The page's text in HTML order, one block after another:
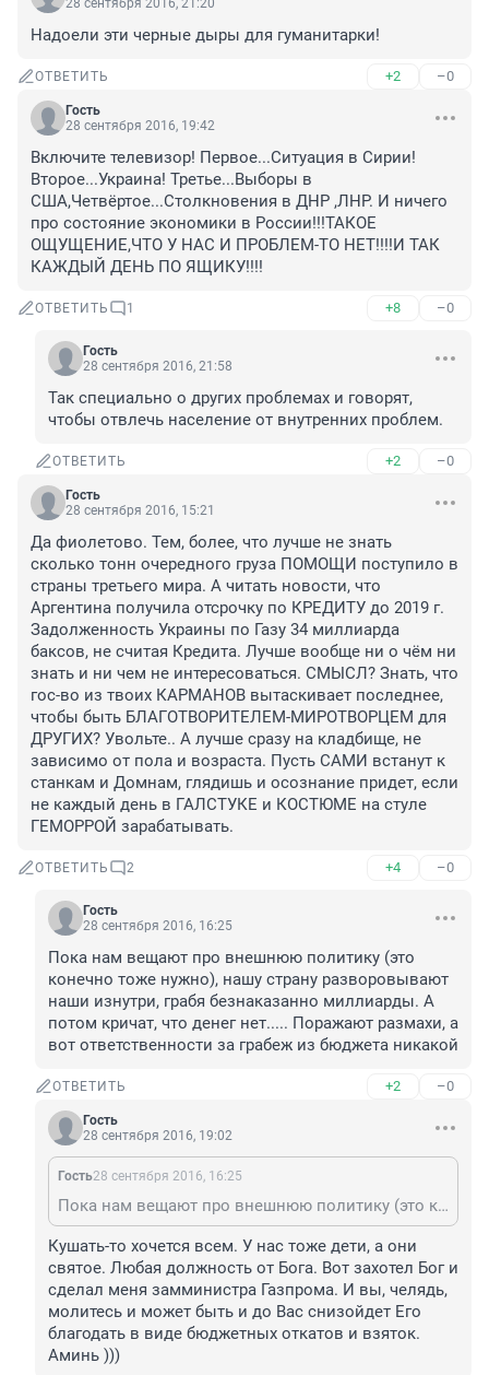
28 сентября 2016, 21:20
Надоели эти черные дыры для гуманитарки!
ОТВЕТИТЬ +2 –0
Гость
28 сентября 2016, 19:42
Включите телевизор! Первое...Ситуация в Сирии!
Второе...Украина! Третье...Выборы в
США,Четвёртое...Столкновения в ДНР ,ЛНР. И ничего
про состояние экономики в России!!!ТАКОЕ
ОЩУЩЕНИЕ,ЧТО У НАС И ПРОБЛЕМ-ТО НЕТ!!!!И ТАК
КАЖДЫЙ ДЕНЬ ПО ЯЩИКУ!!!!
ОТВЕТИТЬ 1 +8 –0
Гость
28 сентября 2016, 21:58
Так специально о других проблемах и говорят,
чтобы отвлечь население от внутренних проблем.
ОТВЕТИТЬ +2 –0
Гость
28 сентября 2016, 15:21
Да фиолетово. Тем, более, что лучше не знать
сколько тонн очередного груза ПОМОЩИ поступило в
страны третьего мира. А читать новости, что
Аргентина получила отсрочку по КРЕДИТУ до 2019 г.
Задолженность Украины по Газу 34 миллиарда
баксов, не считая Кредита. Лучше вообще ни о чём ни
знать и ни чем не интересоваться. СМЫСЛ? Знать, что
гос-во из твоих КАРМАНОВ вытаскивает последнее,
чтобы быть БЛАГОТВОРИТЕЛЕМ-МИРОТВОРЦЕМ для
ДРУГИХ? Увольте.. А лучше сразу на кладбище, не
зависимо от пола и возраста. Пусть САМИ встанут к
станкам и Домнам, глядишь и осознание придет, если
не каждый день в ГАЛСТУКЕ и КОСТЮМЕ на стуле
ГЕМОРРОЙ зарабатывать.
ОТВЕТИТЬ 2 +4 –0
Гость
28 сентября 2016, 16:25
Пока нам вещают про внешнюю политику (это
конечно тоже нужно), нашу страну разворовывают
наши изнутри, грабя безнаказанно миллиарды. А
потом кричат, что денег нет..... Поражают размахи, а
вот ответственности за грабеж из бюджета никакой
ОТВЕТИТЬ +2 –0
Гость
28 сентября 2016, 19:02
Гость28 сентября 2016, 16:25
Пока нам вещают про внешнюю политику (это конечно тоже нужно), нашу страну разворовывают наши изнутри, грабя безнаказанно миллиарды. А потом кричат, что денег нет..... Поражают размахи, а вот ответственности за грабеж из бюджета никакой
Кушать-то хочется всем. У нас тоже дети, а они
святое. Любая должность от Бога. Вот захотел Бог и
сделал меня замминистра Газпрома. И вы, челядь,
молитесь и может быть и до Вас снизойдет Его
благодать в виде бюджетных откатов и взяток.
Аминь )))